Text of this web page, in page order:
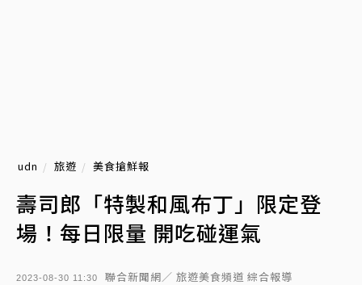
udn 旅遊 美食搶鮮報
壽司郎「特製和風布丁」限定登
場！每日限量 開吃碰運氣
2023-08-30 11:30 聯合新聞網／ 旅遊美食頻道 綜合報導